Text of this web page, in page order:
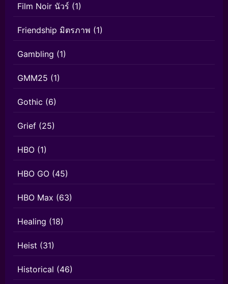
Film Noir นัวร์ (1)
Friendship มิตรภาพ (1)
Gambling (1)
GMM25 (1)
Gothic (6)
Grief (25)
HBO (1)
HBO GO (45)
HBO Max (63)
Healing (18)
Heist (31)
Historical (46)